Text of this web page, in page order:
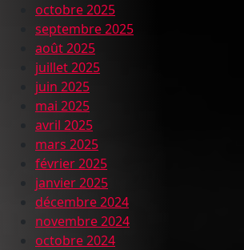
octobre 2025
septembre 2025
août 2025
juillet 2025
juin 2025
mai 2025
avril 2025
mars 2025
février 2025
janvier 2025
décembre 2024
novembre 2024
octobre 2024